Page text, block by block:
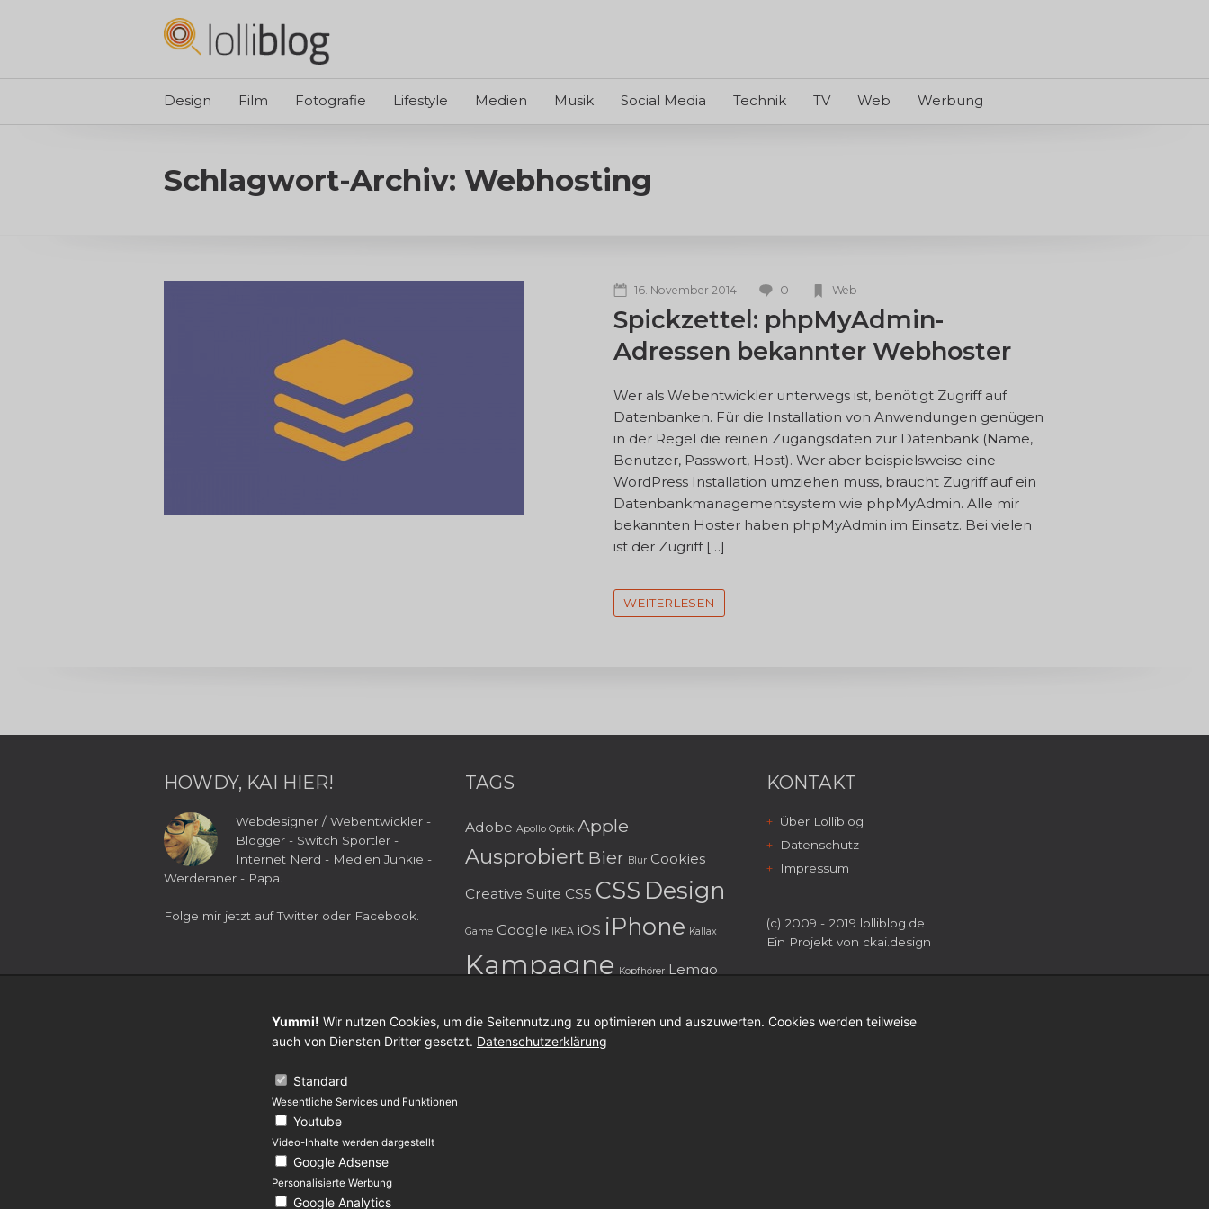
Design Film Fotografie Lifestyle Medien Musik Social Media Technik TV Web Werbung
Schlagwort-Archiv: Webhosting
16. November 2014 0 Web
Spickzettel: phpMyAdmin-
Adressen bekannter Webhoster
Wer als Webentwickler unterwegs ist, benötigt Zugriff auf
Datenbanken. Für die Installation von Anwendungen genügen
in der Regel die reinen Zugangsdaten zur Datenbank (Name,
Benutzer, Passwort, Host). Wer aber beispielsweise eine
WordPress Installation umziehen muss, braucht Zugriff auf ein
Datenbankmanagementsystem wie phpMyAdmin. Alle mir
bekannten Hoster haben phpMyAdmin im Einsatz. Bei vielen
ist der Zugriff […]
WEITERLESEN
HOWDY, KAI HIER!
Webdesigner / Webentwickler -
Blogger - Switch Sportler -
Internet Nerd - Medien Junkie -
Werderaner - Papa.
Folge mir jetzt aufTwitter oder Facebook
TAGS
Adobe Apollo Optik Apple
Ausprobiert Bier Blur Cookies
Creative Suite CS5 CSS Design
Game Google IKEA iOS iPhone Kallax
Kampagne Kopfhörer Lemgo
Microsoft Musik
KONTAKT
Über Lolliblog
Datenschutz
Impressum
(c) 2009 - 2019 lolliblog.de
Ein Projekt von ckai.design
Yummi! Wir nutzen Cookies, um die Seitennutzung zu optimieren und auszuwerten. Cookies werden teilweise
auch von Diensten Dritter gesetzt. Datenschutzerklärung
Standard
Wesentliche Services und Funktionen
Youtube
Video-Inhalte werden dargestellt
Google Adsense
Personalisierte Werbung
Google Analytics